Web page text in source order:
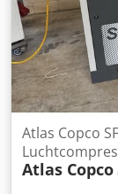
Atlas Copco
Atlas Copco